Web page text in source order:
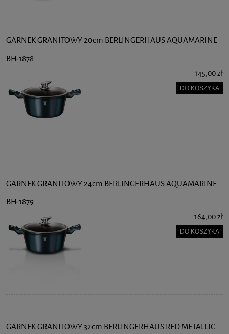
GARNEK GRANITOWY 20cm BERLINGERHAUS AQUAMARINE
BH-1878
145,00 zł
DO KOSZYKA
GARNEK GRANITOWY 24cm BERLINGERHAUS AQUAMARINE
BH-1879
164,00 zł
DO KOSZYKA
GARNEK GRANITOWY 32cm BERLINGERHAUS RED METALLIC